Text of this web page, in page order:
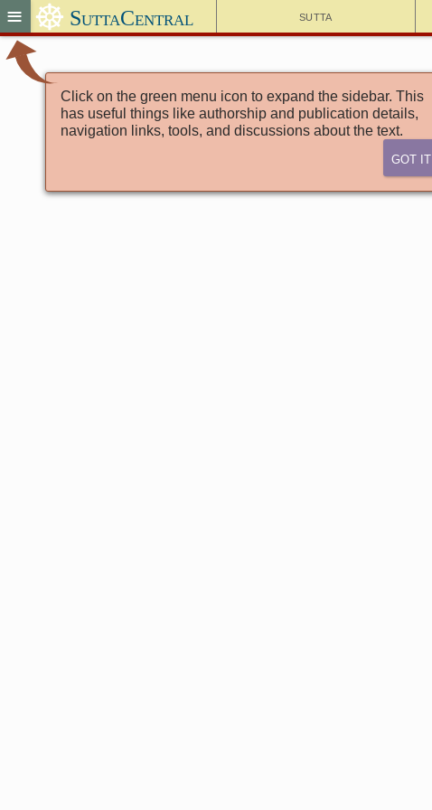
Sutta
≡ ☸ SuttaCentral
Click on the green menu icon to expand the sidebar. This
has useful things like authorship and publication details,
navigation links, tools, and discussions about the text.
Got It